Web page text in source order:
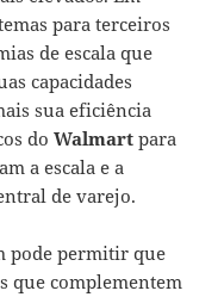
para terceiros
de escala que
capacidades
sua eficiência
doWalmart para
a escala e a
de varejo.
pode permitir que
que complementem